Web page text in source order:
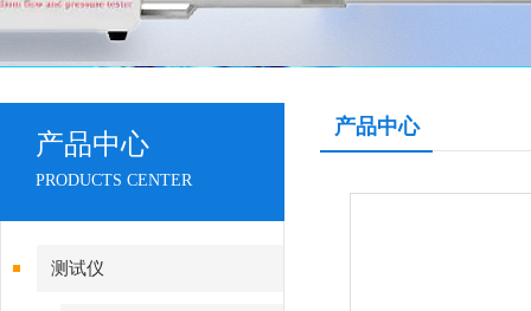
产品中心
PRODUCTS CENTER
测试仪
产品中心